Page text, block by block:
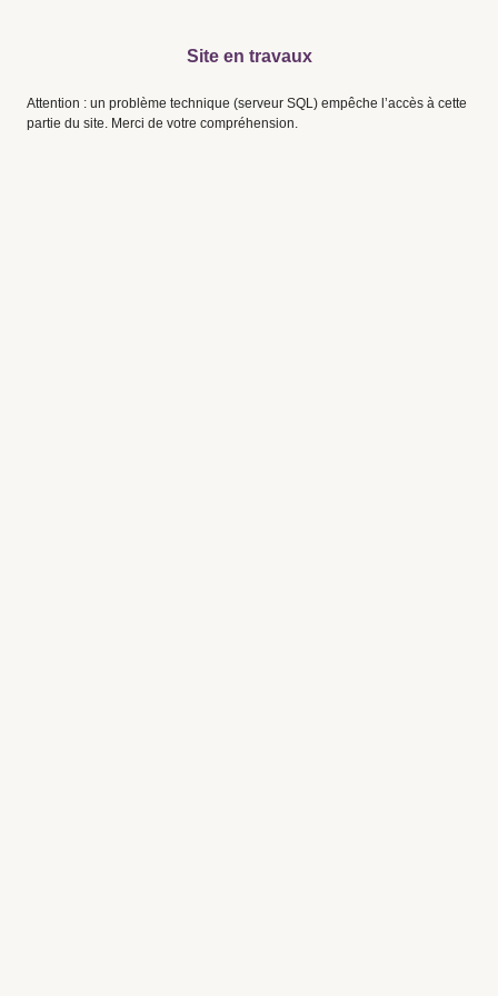
Site en travaux
Attention : un problème technique (serveur SQL) empêche l’accès à cette
partie du site. Merci de votre compréhension.